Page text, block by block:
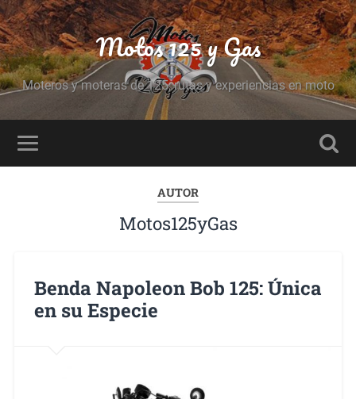
Motos 125 y Gas
Moteros y moteras de 125, rutas y experiencias en moto
AUTOR
Motos125yGas
Benda Napoleon Bob 125: Única
en su Especie